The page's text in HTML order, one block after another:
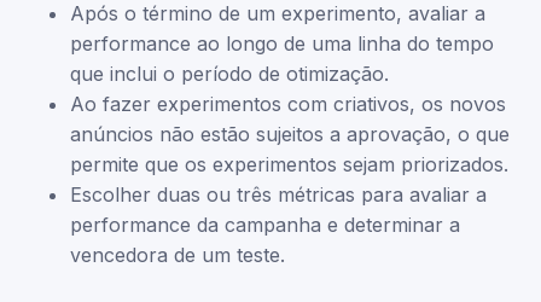
Após o término de um experimento, avaliar a
performance ao longo de uma linha do tempo
que inclui o período de otimização.
Ao fazer experimentos com criativos, os novos
anúncios não estão sujeitos a aprovação, o que
permite que os experimentos sejam priorizados.
Escolher duas ou três métricas para avaliar a
performance da campanha e determinar a
vencedora de um teste.